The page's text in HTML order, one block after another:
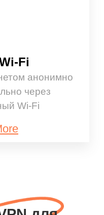
Fi
анонимно
через
Wi-Fi